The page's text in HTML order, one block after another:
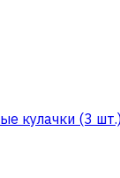
кулачки (3